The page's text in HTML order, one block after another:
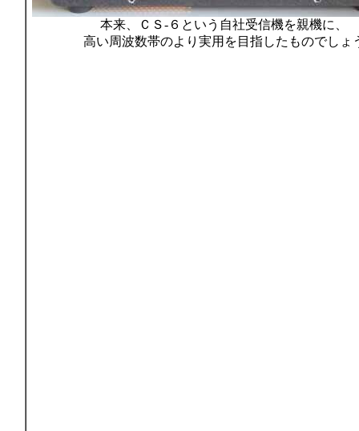
本来、ＣＳ-６という自社受信機を親機に、
高い周波数帯のより実用を目指したものでしょ